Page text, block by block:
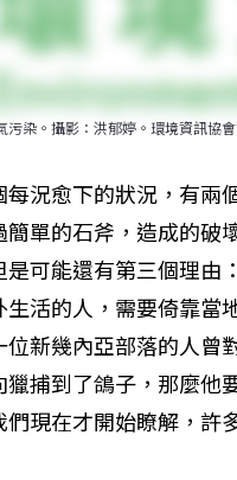
污染。攝影：洪郁婷。環境資訊協
每況愈下的狀況，有兩
簡單的石斧，造成的破
是可能還有第三個理由
生活的人，需要倚靠當
位新幾內亞部落的人曾
獵捕到了鴿子，那麼他
們現在才開始瞭解，許